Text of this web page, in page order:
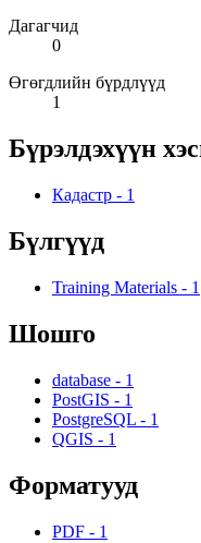
Дагагчид
0
Өгөгдлийн бүрдлүүд
1
Бүрэлдэхүүн
Кадастр - 1
Бүлгүүд
Training Materials - 1
Шошго
database - 1
PostGIS - 1
PostgreSQL - 1
QGIS - 1
Форматууд
PDF - 1